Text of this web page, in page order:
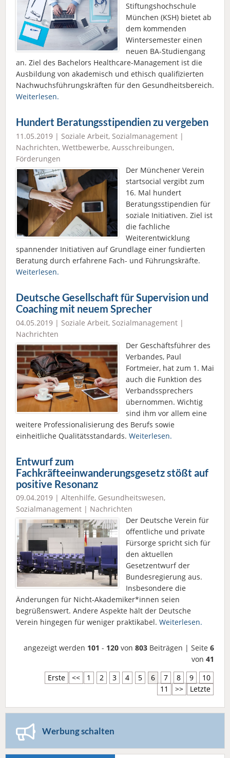
Stiftungshochschule
München (KSH) bietet ab
dem kommenden
Wintersemester einen
neuen BA-Studiengang
an. Ziel des Bachelors Healthcare-Management ist die
Ausbildung von akademisch und ethisch qualifizierten
Nachwuchsführungskräften für den Gesundheitsbereich.
Weiterlesen.
Hundert Beratungsstipendien zu vergeben
11.05.2019 | Soziale Arbeit, Sozialmanagement |
Nachrichten, Wettbewerbe, Ausschreibungen,
Förderungen
Der Münchener Verein
startsocial vergibt zum
16. Mal hundert
Beratungsstipendien für
soziale Initiativen. Ziel ist
die fachliche
Weiterentwicklung
spannender Initiativen auf Grundlage einer fundierten
Beratung durch erfahrene Fach- und Führungskräfte.
Weiterlesen.
Deutsche Gesellschaft für Supervision und
Coaching mit neuem Sprecher
04.05.2019 | Soziale Arbeit, Sozialmanagement |
Nachrichten
Der Geschäftsführer des
Verbandes, Paul
Fortmeier, hat zum 1. Mai
auch die Funktion des
Verbandssprechers
übernommen. Wichtig
sind ihm vor allem eine
weitere Professionalisierung des Berufs sowie
einheitliche Qualitätsstandards. Weiterlesen.
Entwurf zum
Fachkräfteeinwanderungsgesetz stößt auf
positive Resonanz
09.04.2019 | Altenhilfe, Gesundheitswesen,
Sozialmanagement | Nachrichten
Der Deutsche Verein für
öffentliche und private
Fürsorge spricht sich für
den aktuellen
Gesetzentwurf der
Bundesregierung aus.
Insbesondere die
Änderungen für Nicht-Akademiker*innen seien
begrüßenswert. Andere Aspekte hält der Deutsche
Verein hingegen für weniger praktikabel. Weiterlesen.
angezeigt werden 101 - 120 von 803 Beiträgen | Seite 6
von 41
Erste
<< 1 2 3 4 5 6 7 8 9
10
11
>> Letzte
Werbung schalten